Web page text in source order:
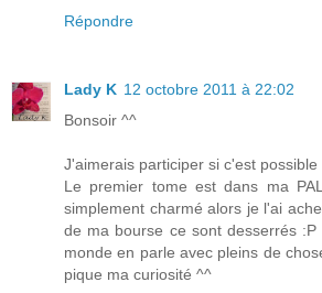
Répondre
Lady K 12 octobre 2011 à 22:02
Bonsoir ^^
J'aimerais participer si c'est possible
Le premier tome est dans ma
simplement charmé alors je l'ai
de ma bourse ce sont desserrés
monde en parle avec pleins de
pique ma curiosité ^^